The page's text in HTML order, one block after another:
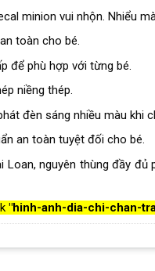
minion vui nhộn. Nhiểu
toàn cho bé.
để phù hợp với từng bé.
niềng thép.
đèn sáng nhiều màu khi
an toàn tuyệt đối cho bé.
Loan, nguyên thùng đầy
"hinh-anh-dia-chi-chan-